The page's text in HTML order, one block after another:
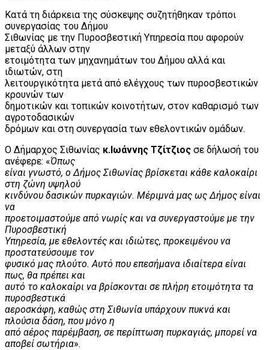
Κατά τη διάρκεια της σύσκεψης συζητήθηκαν τρόποι
συνεργασίας του Δήμου
Σιθωνίας με την Πυροσβεστική Υπηρεσία που αφορούν
μεταξύ άλλων στην
ετοιμότητα των μηχανημάτων του Δήμου αλλά και
ιδιωτών, στη
λειτουργικότητα μετά από ελέγχους των πυροσβεστικών
κρουνών των
δημοτικών και τοπικών κοινοτήτων, στον καθαρισμό των
αγροτοδασικών
δρόμων και στη συνεργασία των εθελοντικών ομάδων.
Ο Δήμαρχος Σιθωνίας κ.Ιωάννης Τζίτζιος σε δήλωσή του
ανέφερε: «Όπως
είναι γνωστό, ο Δήμος Σιθωνίας βρίσκεται κάθε καλοκαίρι
στη ζώνη υψηλού
κινδύνου δασικών πυρκαγιών. Μέριμνά μας ως Δήμος είναι
να
προετοιμαστούμε από νωρίς και να συνεργαστούμε με την
Πυροσβεστική
Υπηρεσία, με εθελοντές και ιδιώτες, προκειμένου να
προστατεύσουμε τον
φυσικό μας πλούτο. Αυτό που επεσήμανα ιδιαίτερα είναι
πως, θα πρέπει και
αυτό το καλοκαίρι να βρίσκονται σε πλήρη ετοιμότητα τα
πυροσβεστικά
αεροσκάφη, καθώς στη Σιθωνία υπάρχουν πυκνά και
πλούσια δάση, που μόνο η
από αέρος παρέμβαση, σε περίπτωση πυρκαγιάς, μπορεί να
αποβεί σωτήρια».